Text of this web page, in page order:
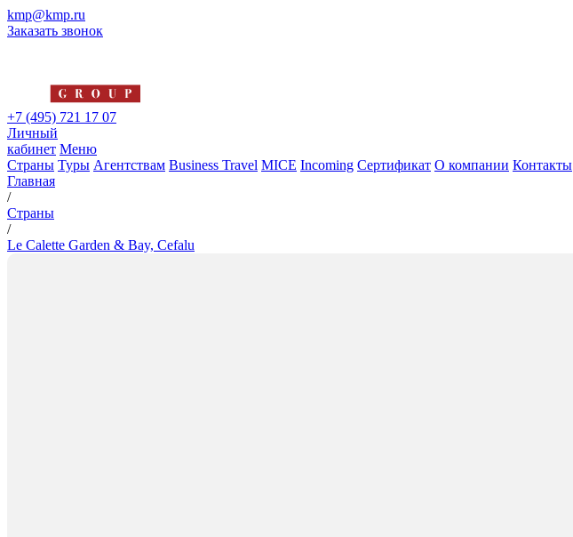
kmp@kmp.ru
Заказать звонок
+7 (495) 721 17 07
Личный
кабинет Меню
Страны Туры Агентствам Business Travel MICE Incoming Сертификат О компании Контакты
Главная
/
Страны
/
Le Calette Garden & Bay, Cefalu